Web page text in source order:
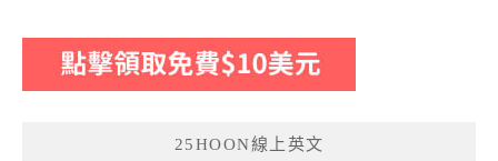
25HOON線上英文